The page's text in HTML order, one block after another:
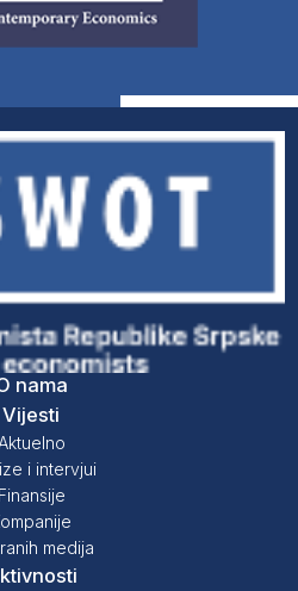
nama
Vijesti
i intervjui
Finansije
medija